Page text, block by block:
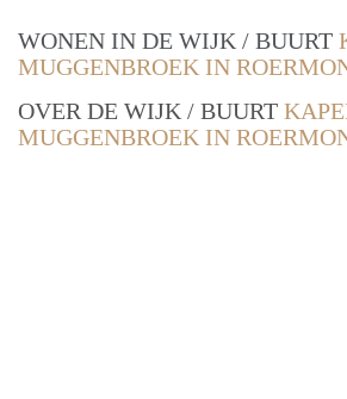
WONEN IN DE WIJK / BUURT
MUGGENBROEK IN
OVER DE WIJK / BUURT
MUGGENBROEK IN